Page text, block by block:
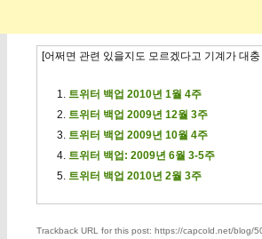
[어쩌면 관련 있을지도 모르겠다고 기계가 대
트위터 백업 2010년 1월 4주
트위터 백업 2009년 12월 3주
트위터 백업 2009년 10월 4주
트위터 백업: 2009년 6월 3-5주
트위터 백업 2010년 2월 3주
Trackback URL for this post: https://capcold.net/blog/